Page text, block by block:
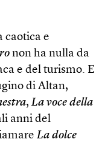
caotica e
non ha nulla da
e del turismo. E
di Altan,
, La voce della
anni del
La dolce